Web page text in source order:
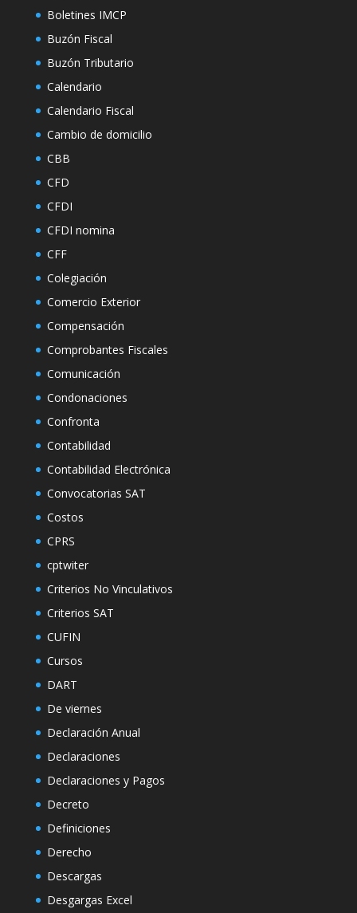
Boletines IMCP
Buzón Fiscal
Buzón Tributario
Calendario
Calendario Fiscal
Cambio de domicilio
CBB
CFD
CFDI
CFDI nomina
CFF
Colegiación
Comercio Exterior
Compensación
Comprobantes Fiscales
Comunicación
Condonaciones
Confronta
Contabilidad
Contabilidad Electrónica
Convocatorias SAT
Costos
CPRS
cptwiter
Criterios No Vinculativos
Criterios SAT
CUFIN
Cursos
DART
De viernes
Declaración Anual
Declaraciones
Declaraciones y Pagos
Decreto
Definiciones
Derecho
Descargas
Desgargas Excel